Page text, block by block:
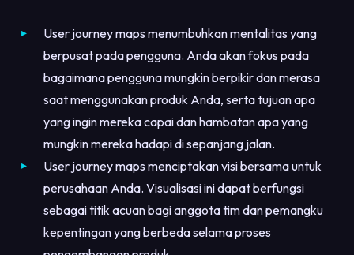
User journey maps menumbuhkan mentalitas yang
berpusat pada pengguna. Anda akan fokus pada
bagaimana pengguna mungkin berpikir dan merasa
saat menggunakan produk Anda, serta tujuan apa
yang ingin mereka capai dan hambatan apa yang
mungkin mereka hadapi di sepanjang jalan.
User journey maps menciptakan visi bersama untuk
perusahaan Anda. Visualisasi ini dapat berfungsi
sebagai titik acuan bagi anggota tim dan pemangku
kepentingan yang berbeda selama proses